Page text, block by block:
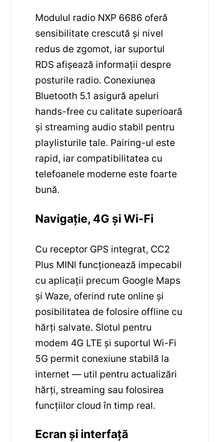
Modulul radio NXP 6686 oferă
sensibilitate crescută și nivel
redus de zgomot, iar suportul
RDS afișează informații despre
posturile radio. Conexiunea
Bluetooth 5.1 asigură apeluri
hands-free cu calitate superioară
și streaming audio stabil pentru
playlisturile tale. Pairing-ul este
rapid, iar compatibilitatea cu
telefoanele moderne este foarte
bună.
Navigație, 4G și Wi-Fi
Cu receptor GPS integrat, CC2
Plus MINI funcționează impecabil
cu aplicații precum Google Maps
și Waze, oferind rute online și
posibilitatea de folosire offline cu
hărți salvate. Slotul pentru
modem 4G LTE și suportul Wi-Fi
5G permit conexiune stabilă la
internet — util pentru actualizări
hărți, streaming sau folosirea
funcțiilor cloud în timp real.
Ecran și interfață